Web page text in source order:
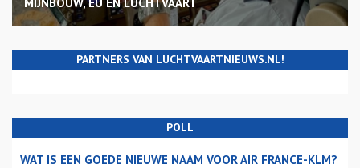
PARTNERS VAN LUCHTVAARTNIEUWS.NL!
POLL
WAT IS EEN GOEDE NIEUWE NAAM VOOR AIR FRANCE-KLM?